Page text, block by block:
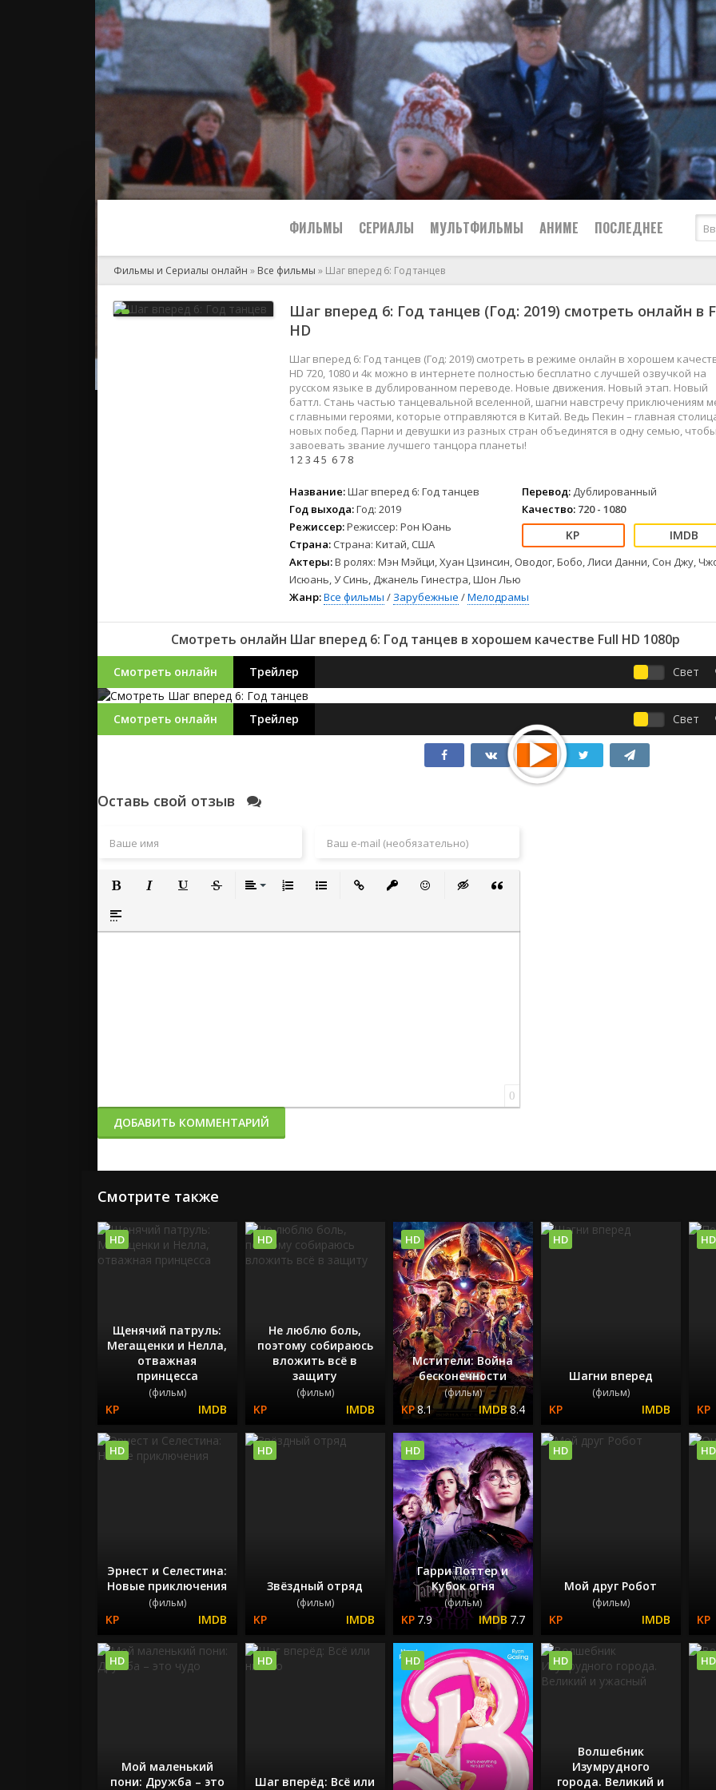
ФИЛЬМЫ
2024
2023
2022
2021
Русские
СССР
Боевики
Детективы
Детские
Драмы
Комедии
Мелодрамы
Семейные
Спорт
Триллеры
Ужасы
СЕРИАЛЫ МУЛЬТФИЛЬМЫ АНИМЕ ПОСЛЕДНЕЕ
2023
2022
2021
Зарубежные
Фильмы из соцетей
Фильмы и Сериалы онлайн » Все фильмы » Шаг вперед 6: Год танцев
Шаг вперед 6: Год танцев (Год: 2019) смотреть онлайн в
HD
Шаг вперед 6: Год танцев (Год: 2019) смотреть в режиме онлайн в хорошем
HD 720, 1080 и 4к можно в интернете полностью бесплатно с лучшей озвучкой на
русском языке в дублированном переводе. Новые движения. Новый этап. Новый
баттл. Стань частью танцевальной вселенной, шагни навстречу приключениям
с главными героями, которые отправляются в Китай. Ведь Пекин – главная
новых побед. Парни и девушки из разных стран объединятся в одну семью, чтобы
завоевать звание лучшего танцора планеты!
1 23 45 67 8
Название:Шаг вперед 6: Год танцев
Год выхода:Год: 2019
Режиссер:Режиссер: Рон Юань
Страна: Страна: Китай, США
Перевод: Дублированный
Качество: 720 - 1080
Актеры:В ролях: Мэн Мэйци, Хуан Цзинсин, Оводог, Бобо, Лиси Данни, Сон Джу,
Исюань, У Синь, Джанель Гинестра, Шон Лью
Жанр:Все фильмы / Зарубежные /Мелодрамы
Смотреть онлайн Шаг вперед 6: Год танцев в хорошем качестве Full HD 1080p
Смотреть онлайн Трейлер Свет
Смотреть онлайн Трейлер Свет
Оставь свой отзыв
Полужирный
Вставка спойлера
0
ДОБАВИТЬ КОММЕНТАРИЙ
Смотрите также
Щенячий патруль:
Мегащенки и Нелла,
отважная
принцесса
(фильм)
HD
Не люблю боль,
поэтому собираюсь
вложить всё в
защиту
(фильм)
HD
Мстители: Война
бесконечности
(фильм)
8.1 8.4
HD
Шагни вперед
(фильм)
HD HD
Эрнест и Селестина:
Новые приключения
(фильм)
HD
Звёздный отряд
(фильм)
HD
Гарри Поттер и
Кубок огня
(фильм)
7.9 7.7
HD
Мой друг Робот
(фильм)
HD HD
Мой маленький
пони: Дружба – это
HD
Шаг вперёд: Всё или
HD HD
Волшебник
Изумрудного
города. Великий и
HD HD